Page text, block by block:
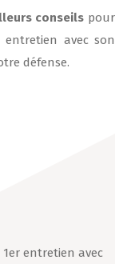
conseils pour
avec son
défense.
entretien avec